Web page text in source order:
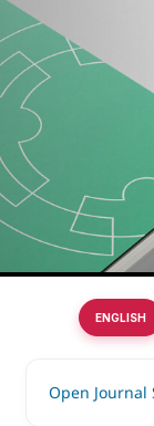
Open Journal
ENGLISH